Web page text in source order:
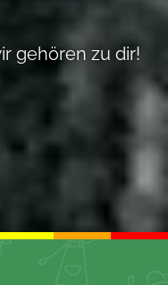
gehören zu dir!